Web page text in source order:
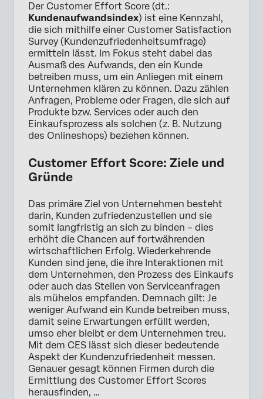
Der Customer Effort Score (dt.:
Kundenaufwandsindex) ist eine Kennzahl,
die sich mithilfe einer Customer Satisfaction
Survey (Kundenzufriedenheitsumfrage)
ermitteln lässt. Im Fokus steht dabei das
Ausmaß des Aufwands, den ein Kunde
betreiben muss, um ein Anliegen mit einem
Unternehmen klären zu können. Dazu zählen
Anfragen, Probleme oder Fragen, die sich auf
Produkte bzw. Services oder auch den
Einkaufsprozess als solchen (z. B. Nutzung
des Onlineshops) beziehen können.
Customer Effort Score: Ziele und
Gründe
Das primäre Ziel von Unternehmen besteht
darin, Kunden zufriedenzustellen und sie
somit langfristig an sich zu binden – dies
erhöht die Chancen auf fortwährenden
wirtschaftlichen Erfolg. Wiederkehrende
Kunden sind jene, die ihre Interaktionen mit
dem Unternehmen, den Prozess des Einkaufs
oder auch das Stellen von Serviceanfragen
als mühelos empfanden. Demnach gilt: Je
weniger Aufwand ein Kunde betreiben muss,
damit seine Erwartungen erfüllt werden,
umso eher bleibt er dem Unternehmen treu.
Mit dem CES lässt sich dieser bedeutende
Aspekt der Kundenzufriedenheit messen.
Genauer gesagt können Firmen durch die
Ermittlung des Customer Effort Scores
herausfinden, …